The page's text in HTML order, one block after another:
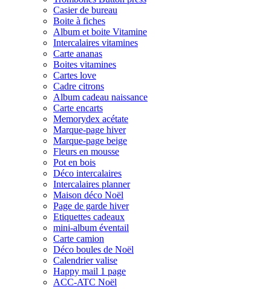
Casier de bureau
Boite à fiches
Album et boite Vitamine
Intercalaires vitamines
Carte ananas
Boites vitamines
Cartes love
Cadre citrons
Album cadeau naissance
Carte encarts
Memorydex acétate
Marque-page hiver
Marque-page beige
Fleurs en mousse
Pot en bois
Déco intercalaires
Intercalaires planner
Maison déco Noël
Page de garde hiver
Etiquettes cadeaux
mini-album éventail
Carte camion
Déco boules de Noël
Calendrier valise
Happy mail 1 page
ACC-ATC Noël